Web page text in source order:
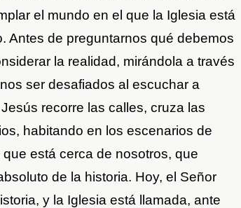
el mundo en el que la Iglesia está
Antes de preguntarnos qué debemos
la realidad, mirándola a través
ser desafiados al escuchar a
recorre las calles, cruza las
habitando en los escenarios de
está cerca de nosotros, que
de la historia. Hoy, el Señor
y la Iglesia está llamada, ante